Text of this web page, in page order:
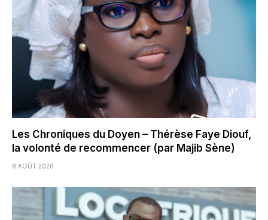
Les Chroniques du Doyen – Thérèse Faye Diouf,
la volonté de recommencer (par Majib Sène)
8 AOÛT 2026